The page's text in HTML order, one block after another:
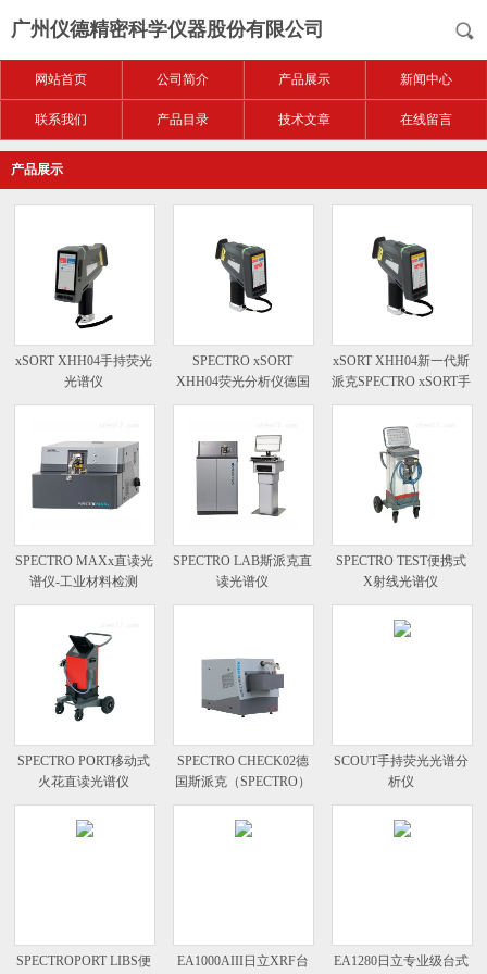
广州仪德精密科学仪器股份有限公司
网站首页 公司简介 产品展示 新闻中心
联系我们 产品目录 技术文章 在线留言
产品展示
xSORT XHH04手持荧光
光谱仪
SPECTRO xSORT
XHH04荧光分析仪德国
进口斯派克
xSORT XHH04新一代斯
派克SPECTRO xSORT手
持式光谱仪
SPECTRO MAXx直读光
谱仪-工业材料检测
SPECTRO LAB斯派克直
读光谱仪
SPECTRO TEST便携式
X射线光谱仪
SPECTRO PORT移动式
火花直读光谱仪
SPECTRO CHECK02德
国斯派克（SPECTRO）
台式直读光谱仪
SCOUT手持荧光光谱分
析仪
SPECTROPORT LIBS便
EA1000AIII日立XRF台
EA1280日立专业级台式